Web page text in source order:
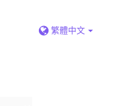
繁體中文